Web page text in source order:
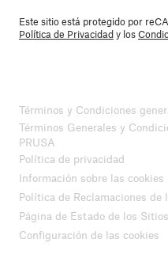
Este sitio está protegido por
Política de Privacidady los
Términos y Condiciones
Términos Generales y
PRUSA
Política de privacidad
Información sobre las cookies
Política de Reclamaciones de
Página de Estado de los
Configuración de las cookies